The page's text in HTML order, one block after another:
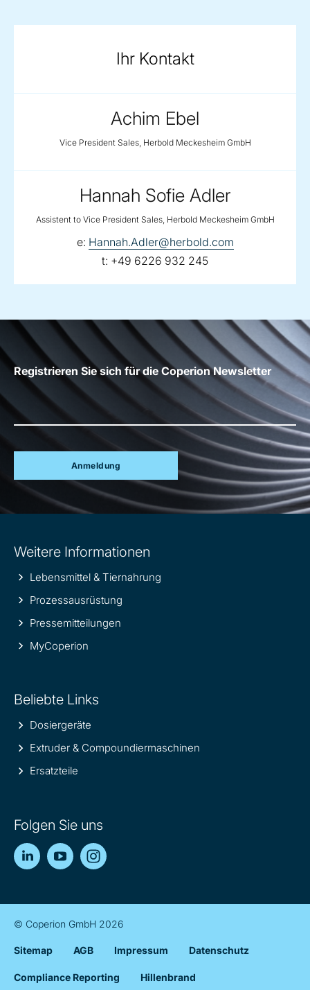
Ihr Kontakt
Achim Ebel
Vice President Sales, Herbold Meckesheim GmbH
Hannah Sofie Adler
Assistent to Vice President Sales, Herbold Meckesheim GmbH
e: email:
Hannah.Adler@herbold.com
t: telephone:
+49 6226 932 245
Registrieren Sie sich für die Coperion Newsletter
Anmeldung
information
Weitere Informationen
Lebensmittel & Tiernahrung
Prozessausrüstung
Pressemitteilungen
MyCoperion
Beliebte Links
Dosiergeräte
Extruder & Compoundiermaschinen
Ersatzteile
Folgen Sie uns
LinkedInYouTube
© Coperion GmbH 2026
Sitemap AGB Impressum Datenschutz
Compliance Reporting Hillenbrand